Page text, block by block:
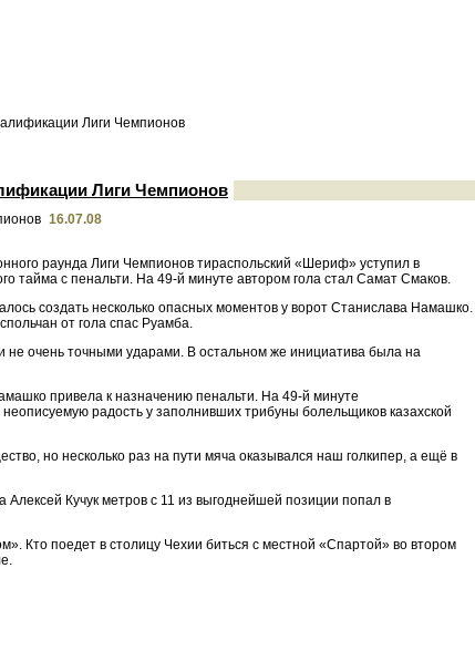
Лиги Чемпионов
Лиги Чемпионов
16.07.08
раунда Лиги Чемпионов тираспольский «Шериф» уступил в
тайма с пенальти. На 49-й минуте автором гола стал Самат Смаков.
создать несколько опасных моментов у ворот Станислава Намашко.
от гола спас Руамба.
не очень точными ударами. В остальном же инициатива была на
привела к назначению пенальти. На 49-й минуте
радость у заполнивших трибуны болельщиков казахской
но несколько раз на пути мяча оказывался наш голкипер, а ещё в
Кучук метров с 11 из выгоднейшей позиции попал в
Кто поедет в столицу Чехии биться с местной «Спартой» во втором